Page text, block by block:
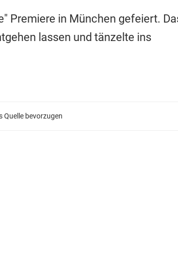
Premiere in München gefeiert.
lassen und tänzelte ins
Quelle bevorzugen